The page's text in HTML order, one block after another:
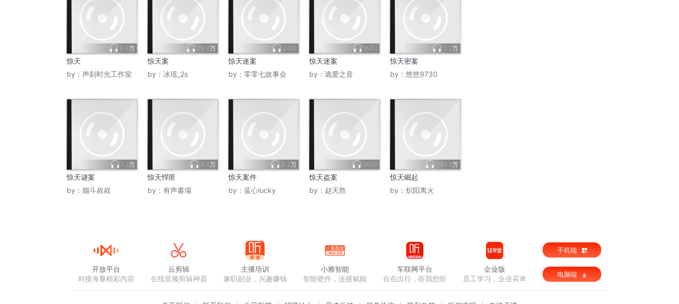
9.8万
惊天
by： 声刻时光工作室
79.8万
惊天案
by： 冰瑶_2s
2421
惊天迷案
by： 零零七故事会
9451
惊天迷案
by： 诡爱之音
3.2万
惊天密案
by： 悠悠9730
1.2万
惊天谜案
by： 烟斗叔叔
8.8万
惊天悍匪
by： 有声書場
5.2万
惊天案件
by： 蓝心lucky
3000
惊天盗案
by： 赵天胜
293.8万
惊天崛起
by： 炽阳离火
开放平台
对接海量精彩内容
云剪辑
在线音频剪辑神器
主播培训
兼职副业，兴趣赚钱
小雅智能
智能硬件，连接赋能
车联网平台
自在出行，听我想听
企业版
员工学习，企业买单
手机端
电脑端